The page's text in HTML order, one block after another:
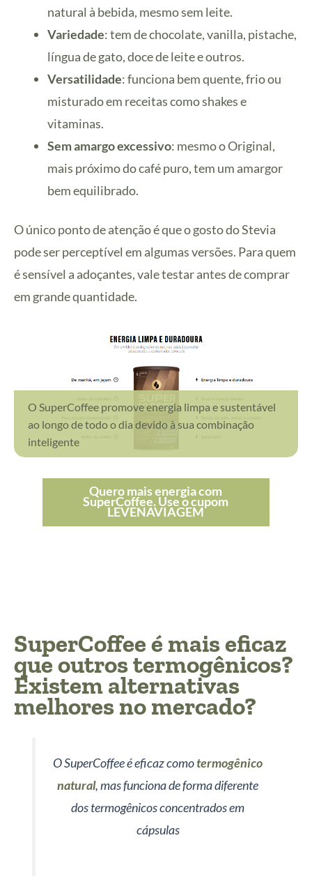
natural à bebida, mesmo sem leite.
Variedade: tem de chocolate, vanilla, pistache,
língua de gato, doce de leite e outros.
Versatilidade: funciona bem quente, frio ou
misturado em receitas como shakes e
vitaminas.
Sem amargo excessivo: mesmo o Original,
mais próximo do café puro, tem um amargor
bem equilibrado.
O único ponto de atenção é que o gosto do Stevia
pode ser perceptível em algumas versões. Para quem
é sensível a adoçantes, vale testar antes de comprar
em grande quantidade.
O SuperCoffee promove energia limpa e sustentável
ao longo de todo o dia devido à sua combinação
inteligente
Quero mais energia com
SuperCoffee. Use o cupom
LEVENAVIAGEM
SuperCoffee é mais eficaz
que outros termogênicos?
Existem alternativas
melhores no mercado?
O SuperCoffee é eficaz comotermogênico
natural, mas funciona de forma diferente
dos termogênicos concentrados em
cápsulas